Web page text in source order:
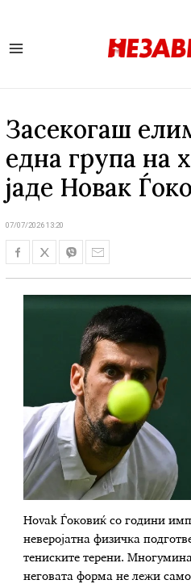
Засекогаш
една група на
јаде Новак
07/07/2026 13:20
Нovak Ѓоковиќ со години
неверојатна физичка
тениските терени.
неговата форма не лежи